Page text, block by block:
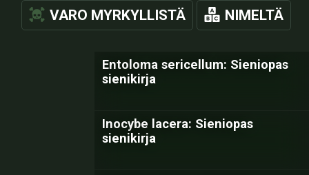
VARO MYRKYLLISTÄ NIMELTÄ
Entoloma sericellum: Sieniopas
sienikirja
Inocybe lacera: Sieniopas
sienikirja